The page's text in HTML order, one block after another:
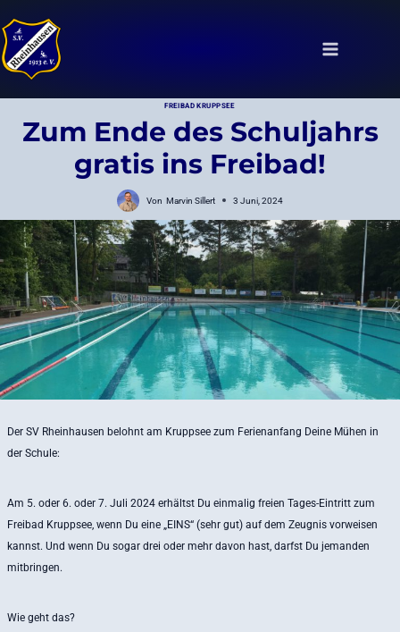
Inhalt
springen
FREIBAD KRUPPSEE
Zum Ende des Schuljahrs
gratis ins Freibad!
Von Marvin Sillert 3 Juni, 2024
Der SV Rheinhausen belohnt am Kruppsee zum Ferienanfang Deine Mühen in
der Schule:
Am 5. oder 6. oder 7. Juli 2024 erhältst Du einmalig freien Tages-Eintritt zum
Freibad Kruppsee, wenn Du eine „EINS“ (sehr gut) auf dem Zeugnis vorweisen
kannst. Und wenn Du sogar drei oder mehr davon hast, darfst Du jemanden
mitbringen.
Wie geht das?